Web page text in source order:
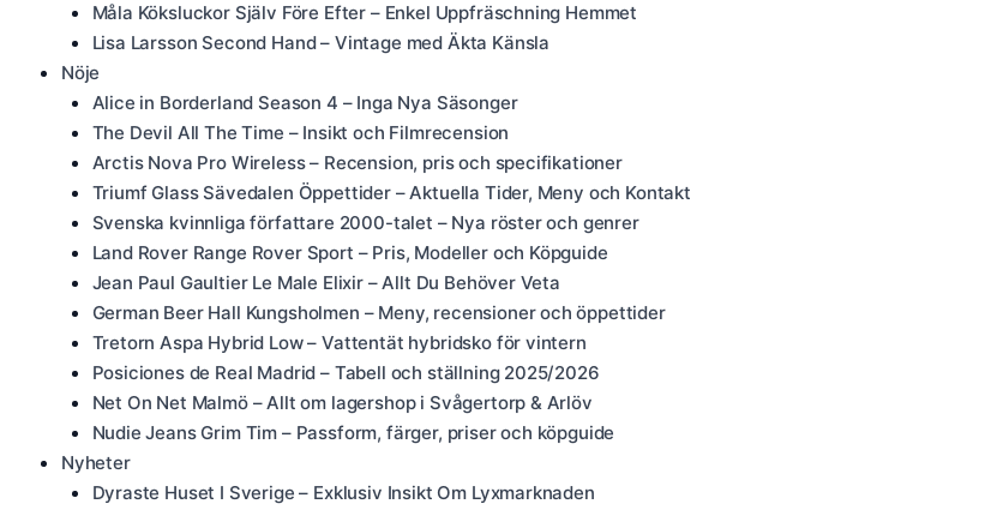
Måla Köksluckor Själv Före Efter – Enkel Uppfräschning Hemmet
Lisa Larsson Second Hand – Vintage med Äkta Känsla
Nöje
Alice in Borderland Season 4 – Inga Nya Säsonger
The Devil All The Time – Insikt och Filmrecension
Arctis Nova Pro Wireless – Recension, pris och specifikationer
Triumf Glass Sävedalen Öppettider – Aktuella Tider, Meny och Kontakt
Svenska kvinnliga författare 2000-talet – Nya röster och genrer
Land Rover Range Rover Sport – Pris, Modeller och Köpguide
Jean Paul Gaultier Le Male Elixir – Allt Du Behöver Veta
German Beer Hall Kungsholmen – Meny, recensioner och öppettider
Tretorn Aspa Hybrid Low – Vattentät hybridsko för vintern
Posiciones de Real Madrid – Tabell och ställning 2025/2026
Net On Net Malmö – Allt om lagershop i Svågertorp & Arlöv
Nudie Jeans Grim Tim – Passform, färger, priser och köpguide
Nyheter
Dyraste Huset I Sverige – Exklusiv Insikt Om Lyxmarknaden